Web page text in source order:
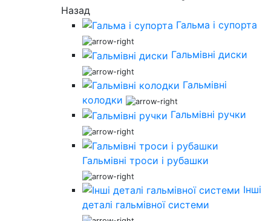
Назад
Гальма і супорта
Гальмівні диски
Гальмівні
колодки
Гальмівні ручки
Гальмівні троси і рубашки
Інші
деталі гальмівної системи